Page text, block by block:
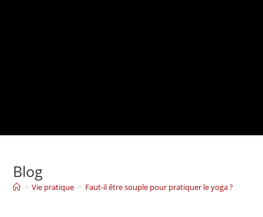
Blog
> Vie pratique > Faut-il être souple pour pratiquer le yoga ?